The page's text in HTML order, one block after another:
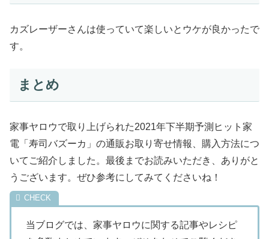
カズレーザーさんは使っていて楽しいとウケが良かったで
す。
まとめ
家事ヤロウで取り上げられた2021年下半期予測ヒット家
電「寿司バズーカ」の通販お取り寄せ情報、購入方法につ
いてご紹介しました。最後までお読みいただき、ありがと
うございます。ぜひ参考にしてみてくださいね！
当ブログでは、家事ヤロウに関する記事やレシピ